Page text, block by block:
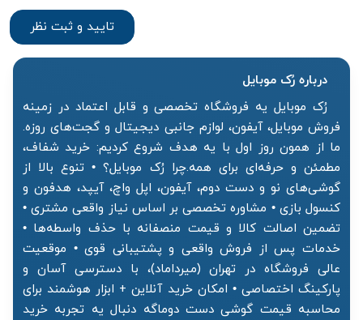
درباره رُک‌ موبایل
رُک موبایل یه فروشگاه تخصصی و قابل اعتماد در زمینه
فروش موبایل، آیفون، لوازم جانبی دیجیتال و گجت‌های روزه.
ما از همون روز اول با یه هدف شروع کردیم: خرید شفاف،
مطمئن و حرفه‌ای برای همه.چرا رُک موبایل؟ • تنوع بالا از
گوشی‌های نو و دست دوم، آیفون، اپل واچ، آیپد، هدفون و
کنسول بازی • مشاوره تخصصی بر اساس نیاز واقعی مشتری •
تضمین اصالت کالا و قیمت منصفانه با حذف واسطه‌ها •
خدمات پس از فروش واقعی و پشتیبانی قوی • موقعیت
عالی فروشگاه در تهران (میرداماد)، با دسترسی آسان و
پارکینگ اختصاصی • امکان خرید آنلاین + ابزار هوشمند برای
محاسبه قیمت گوشی دست دوماگه دنبال یه تجربه خرید